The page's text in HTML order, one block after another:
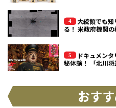
大統領でも
る！ 米政府機関
ドキュメン
秘体験！ 「北川
おす